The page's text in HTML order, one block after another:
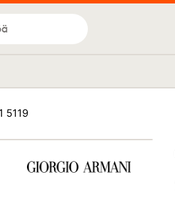
5119